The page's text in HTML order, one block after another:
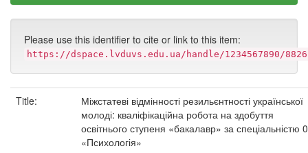
Please use this identifier to cite or link to this item:
https://dspace.lvduvs.edu.ua/handle/1234567890/8826
Title:
Міжстатеві відмінності резильєнтності української
молоді: кваліфікаційна робота на здобуття
освітнього ступеня «бакалавр» за спеціальністю
«Психологія»